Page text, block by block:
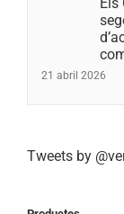
21 abril 2026
Tweets by